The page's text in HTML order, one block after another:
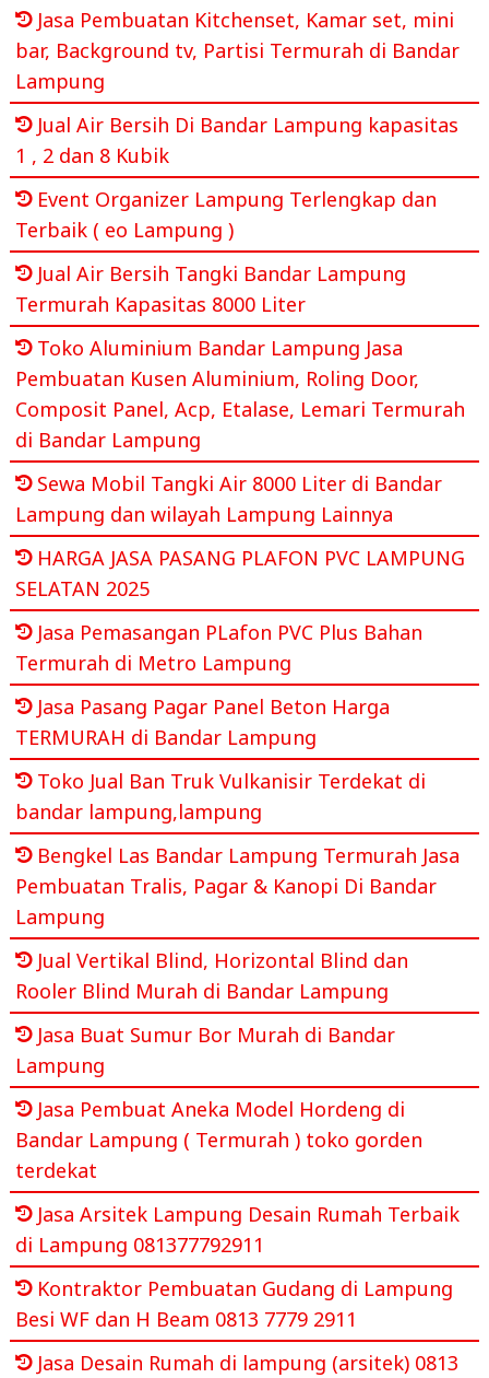
Jasa Pembuatan Kitchenset, Kamar set, mini
bar, Background tv, Partisi Termurah di Bandar
Lampung
Jual Air Bersih Di Bandar Lampung kapasitas
1 , 2 dan 8 Kubik
Event Organizer Lampung Terlengkap dan
Terbaik ( eo Lampung )
Jual Air Bersih Tangki Bandar Lampung
Termurah Kapasitas 8000 Liter
Toko Aluminium Bandar Lampung Jasa
Pembuatan Kusen Aluminium, Roling Door,
Composit Panel, Acp, Etalase, Lemari Termurah
di Bandar Lampung
Sewa Mobil Tangki Air 8000 Liter di Bandar
Lampung dan wilayah Lampung Lainnya
HARGA JASA PASANG PLAFON PVC LAMPUNG
SELATAN 2025
Jasa Pemasangan PLafon PVC Plus Bahan
Termurah di Metro Lampung
Jasa Pasang Pagar Panel Beton Harga
TERMURAH di Bandar Lampung
Toko Jual Ban Truk Vulkanisir Terdekat di
bandar lampung,lampung
Bengkel Las Bandar Lampung Termurah Jasa
Pembuatan Tralis, Pagar & Kanopi Di Bandar
Lampung
Jual Vertikal Blind, Horizontal Blind dan
Rooler Blind Murah di Bandar Lampung
Jasa Buat Sumur Bor Murah di Bandar
Lampung
Jasa Pembuat Aneka Model Hordeng di
Bandar Lampung ( Termurah ) toko gorden
terdekat
Jasa Arsitek Lampung Desain Rumah Terbaik
di Lampung 081377792911
Kontraktor Pembuatan Gudang di Lampung
Besi WF dan H Beam 0813 7779 2911
Jasa Desain Rumah di lampung (arsitek) 0813